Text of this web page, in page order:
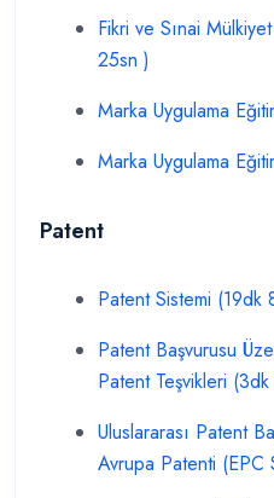
Fikri ve Sınai
25sn )
Marka Uygulama
Marka Uygulama
Patent
Patent Sistemi (19dk
Patent Başvurusu
Patent Teşvikleri (3dk
Uluslararası Patent
Avrupa Patenti (EPC